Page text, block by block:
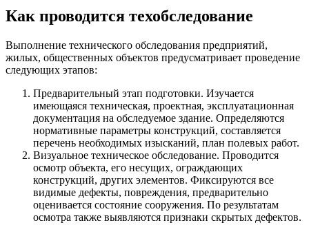
Как проводится техобследование
Выполнение технического обследования предприятий,
жилых, общественных объектов предусматривает проведение
следующих этапов:
Предварительный этап подготовки. Изучается
имеющаяся техническая, проектная, эксплуатационная
документация на обследуемое здание. Определяются
нормативные параметры конструкций, составляется
перечень необходимых изысканий, план полевых работ.
Визуальное техническое обследование. Проводится
осмотр объекта, его несущих, ограждающих
конструкций, других элементов. Фиксируются все
видимые дефекты, повреждения, предварительно
оценивается состояние сооружения. По результатам
осмотра также выявляются признаки скрытых дефектов.